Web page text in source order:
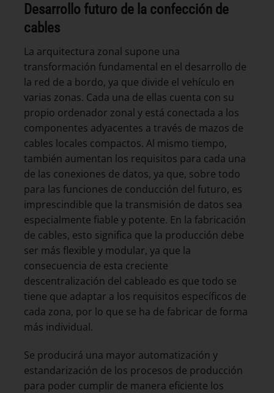
Desarrollo futuro de la confección de
cables
La arquitectura zonal supone una
transformación fundamental en el desarrollo de
la red de a bordo, ya que divide el vehículo en
varias zonas. Cada una de ellas cuenta con su
propio ordenador zonal y está conectada a los
componentes adyacentes a través de mazos de
cables locales compactos. Al mismo tiempo,
también aumentan los requisitos para cada una
de las conexiones de datos, ya que, sobre todo
para las funciones de conducción del futuro, es
imprescindible que la transmisión de datos sea
especialmente fiable y potente. En la fabricación
de cables, esto significa que la producción debe
ser más flexible y modular, ya que la
consecuencia de esta creciente
descentralización del cableado es que todo se
tiene que adaptar a los requisitos específicos de
cada zona, por lo que se ha de fabricar de forma
más individual.
Se producirá una mayor automatización y
estandarización de los procesos de producción
para poder cumplir de manera eficiente los